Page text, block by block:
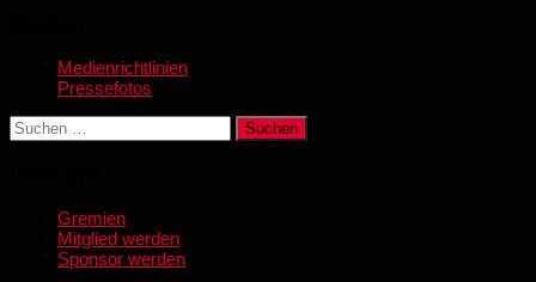
Medienrichtlinien
Pressefotos
Suchen
nach:
Gremien
Mitglied werden
Sponsor werden